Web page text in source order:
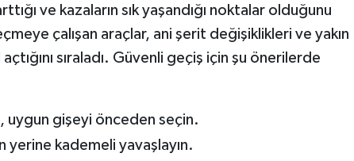
ve kazaların sık yaşandığı noktalar olduğunu
çalışan araçlar, ani şerit değişiklikleri ve yakın
sıraladı. Güvenli geçiş için şu önerilerde
uygun gişeyi önceden seçin.
yerine kademeli yavaşlayın.